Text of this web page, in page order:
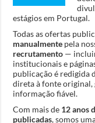
estágios em Portugal.
Todas as ofertas
manualmente pela
recrutamento —
institucionais e
publicação é redigida
direta à fonte original,
informação fiável.
Com mais de 12 anos
publicadas, somos